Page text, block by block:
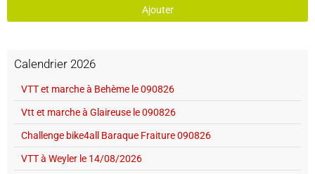
Ajouter
Calendrier 2026
VTT et marche à Behème le 090826
Vtt et marche à Glaireuse le 090826
Challenge bike4all Baraque Fraiture 090826
VTT à Weyler le 14/08/2026